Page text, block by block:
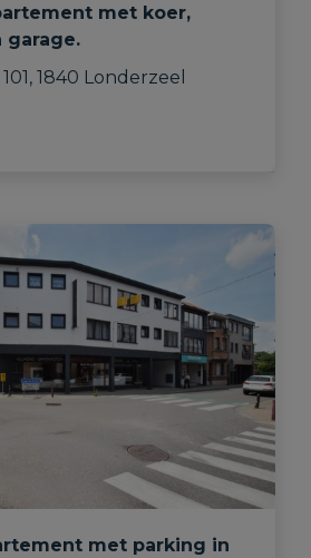
met koer,
garage.
1840 Londerzeel
met parking in